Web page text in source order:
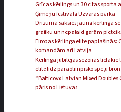
Grīdas kērlings un 30 citas
Ģimeņu festivālā Uzvaras parkā
Drīzumā sāksies jaunā kērlinga
grafiku un nepalaid garām
Eiropas kērlinga elite paplašinās:
komandām arī Latvija
Kērlinga jubilejas sezonas
elitē līdz paraolimpisko spēļu
“Balticovo Latvian Mixed Doubles
pāris no Lietuvas